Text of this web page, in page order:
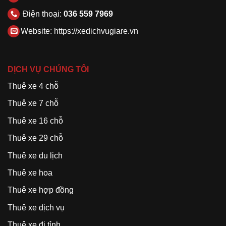
Điện thoại: 036 559 7969
Website: https://xedichvugiare.vn
DỊCH VỤ CHÚNG TÔI
Thuê xe 4 chỗ
Thuê xe 7 chỗ
Thuê xe 16 chỗ
Thuê xe 29 chỗ
Thuê xe du lịch
Thuê xe hoa
Thuê xe hợp đồng
Thuê xe dịch vụ